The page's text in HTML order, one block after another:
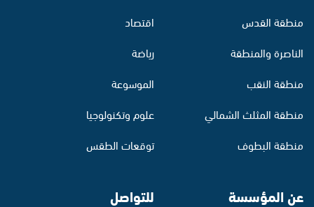
منطقة القدس
الناصرة والمنطقة
منطقة النقب
منطقة المثلث الشمالي
منطقة البطوف
اقتصاد
رياضة
الموسوعة
علوم وتكنولوجيا
توقعات الطقس
عن المؤسسة للتواصل